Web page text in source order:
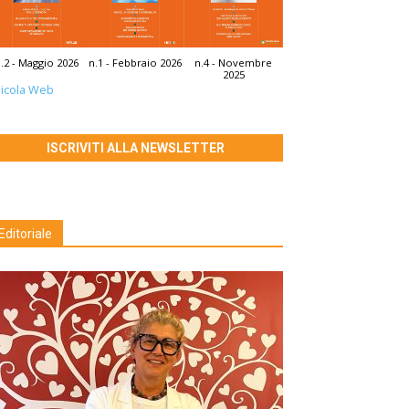
- Maggio 2026 n.1 - Febbraio 2026
n.4 - Novembre
2025
Web
ISCRIVITI ALLA NEWSLETTER